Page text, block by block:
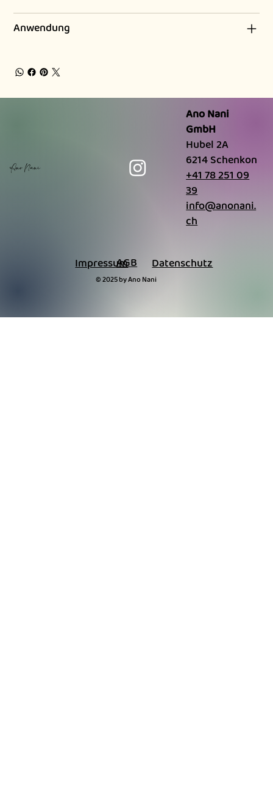
Anwendung
Ano Nani
Ano Nani
GmbH
Hubel 2A
6214 Schenkon
+41 78 251 09
39
info@anonani.
ch
Impressum
AGB Datenschutz
© 2025 by Ano Nani